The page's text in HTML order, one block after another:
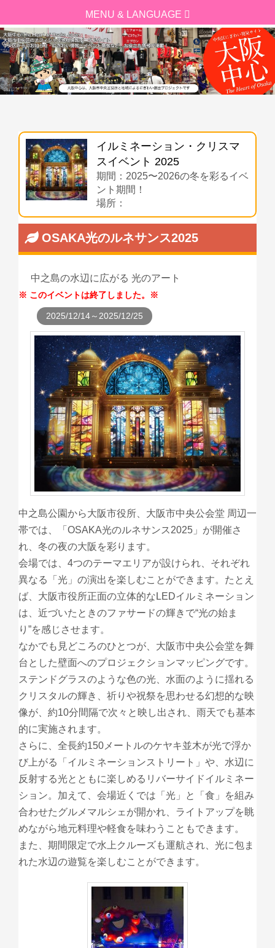
イルミネーション・クリスマ
スイベント 2025
期間：2025〜2026の冬を彩るイベ
ント期間！
場所：
OSAKA光のルネサンス2025
中之島の水辺に広がる 光のアート
このイベントは終了しました。
2025/12/14～2025/12/25
中之島公園から大阪市役所、大阪市中央公会堂 周辺一
帯では、「OSAKA光のルネサンス2025」が開催さ
れ、冬の夜の大阪を彩ります。
会場では、4つのテーマエリアが設けられ、それぞれ
異なる「光」の演出を楽しむことができます。たとえ
ば、大阪市役所正面の立体的なLEDイルミネーション
は、近づいたときのファサードの輝きで“光の始ま
り”を感じさせます。
なかでも見どころのひとつが、大阪市中央公会堂を舞
台とした壁面へのプロジェクションマッピングです。
ステンドグラスのような色の光、水面のように揺れる
クリスタルの輝き、祈りや祝祭を思わせる幻想的な映
像が、約10分間隔で次々と映し出され、雨天でも基本
的に実施されます。
さらに、全長約150メートルのケヤキ並木が光で浮か
び上がる「イルミネーションストリート」や、水辺に
反射する光とともに楽しめるリバーサイドイルミネー
ション。加えて、会場近くでは「光」と「食」を組み
合わせたグルメマルシェが開かれ、ライトアップを眺
めながら地元料理や軽食を味わうこともできます。
また、期間限定で水上クルーズも運航され、光に包ま
れた水辺の遊覧を楽しむことができます。